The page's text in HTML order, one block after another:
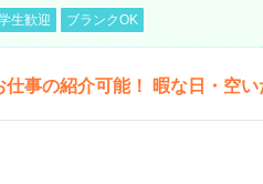
生歓迎 ブランクOK
事の紹介可能！ 暇な日・空